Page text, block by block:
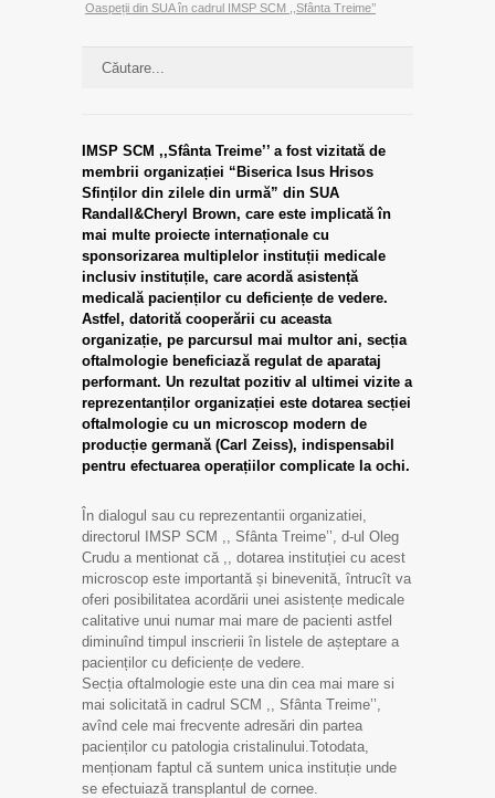
Oaspeții din SUA în cadrul IMSP SCM ,,Sfânta Treime’’
IMSP SCM ,,Sfânta Treime’’ a fost vizitată de
membrii organizației “Biserica Isus Hrisos
Sfinților din zilele din urmă” din SUA
Randall&Cheryl Brown, care este implicată în
mai multe proiecte internaționale cu
sponsorizarea multiplelor instituții medicale
inclusiv instituțile, care acordă asistență
medicală pacienților cu deficiențe de vedere.
Astfel, datorită cooperării cu aceasta
organizație, pe parcursul mai multor ani, secția
oftalmologie beneficiază regulat de aparataj
performant. Un rezultat pozitiv al ultimei vizite a
reprezentanților organizației este dotarea secției
oftalmologie cu un microscop modern de
producție germană (Carl Zeiss), indispensabil
pentru efectuarea operațiilor complicate la ochi.
În dialogul sau cu reprezentantii organizatiei,
directorul IMSP SCM ,, Sfânta Treime’’, d-ul Oleg
Crudu a mentionat că ,, dotarea instituției cu acest
microscop este importantă și binevenită, întrucît va
oferi posibilitatea acordării unei asistențe medicale
calitative unui numar mai mare de pacienti astfel
diminuînd timpul inscrierii în listele de așteptare a
pacienților cu deficiențe de vedere.
Secția oftalmologie este una din cea mai mare si
mai solicitată in cadrul SCM ,, Sfânta Treime’’,
avînd cele mai frecvente adresări din partea
pacienților cu patologia cristalinului.Totodata,
menționam faptul că suntem unica instituție unde
se efectuiază transplantul de cornee.